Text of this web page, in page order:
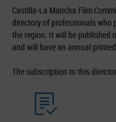
Castilla-La Mancha Film
directory of professionals who
the region. It will be published
and will have an annual
The subscription to this